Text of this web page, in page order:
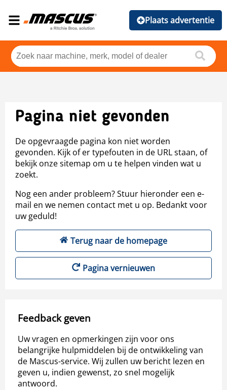
Plaats advertentie
Pagina niet gevonden
De opgevraagde pagina kon niet worden
gevonden. Kijk of er typefouten in de URL staan, of
bekijk onze sitemap om u te helpen vinden wat u
zoekt.
Nog een ander probleem? Stuur hieronder een e-
mail en we nemen contact met u op. Bedankt voor
uw geduld!
Terug naar de homepage
Pagina vernieuwen
Feedback geven
Uw vragen en opmerkingen zijn voor ons
belangrijke hulpmiddelen bij de ontwikkeling van
de Mascus-service. Wij zullen uw bericht lezen en
geven u, indien gewenst, zo snel mogelijk
antwoord.